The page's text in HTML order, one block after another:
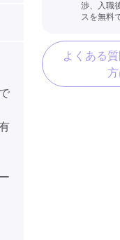
渉、入職
スを無料
よくある